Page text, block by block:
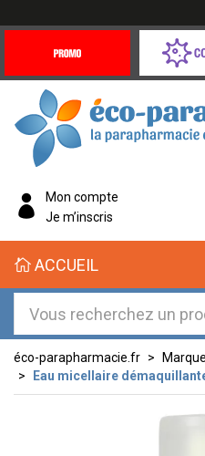
Offres
éco-
éco-
Mon compte
Je m’inscris
ACCUEIL
éco-parapharmacie.fr Marque
Eau micellaire